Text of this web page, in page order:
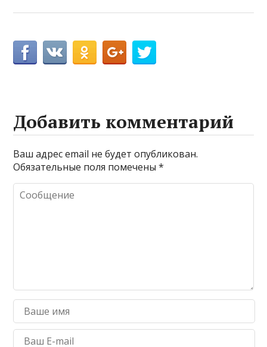
Добавить комментарий
Ваш адрес email не будет опубликован.
Обязательные поля помечены*